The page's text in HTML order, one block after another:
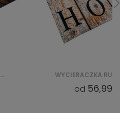
WYCIERACZKA RUBBER CRUMB CKGCRDM16
od 56,99